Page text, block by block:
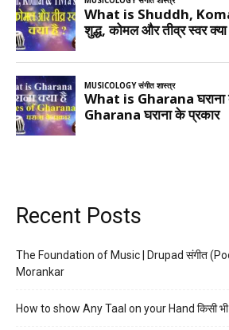
Recent Posts
The Foundation of Music | Drupad संगीत
Morankar
How to show Any Taal on your Hand किसी भी